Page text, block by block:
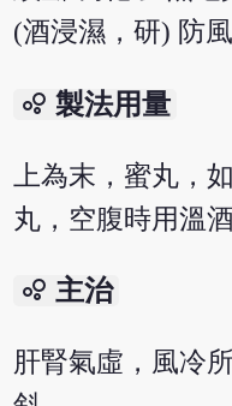
(酒浸濕，研) 防
bubble_chart 製法用量
上為末，蜜丸，
丸，空腹時用溫
bubble_chart 主治
肝腎氣虛，風冷